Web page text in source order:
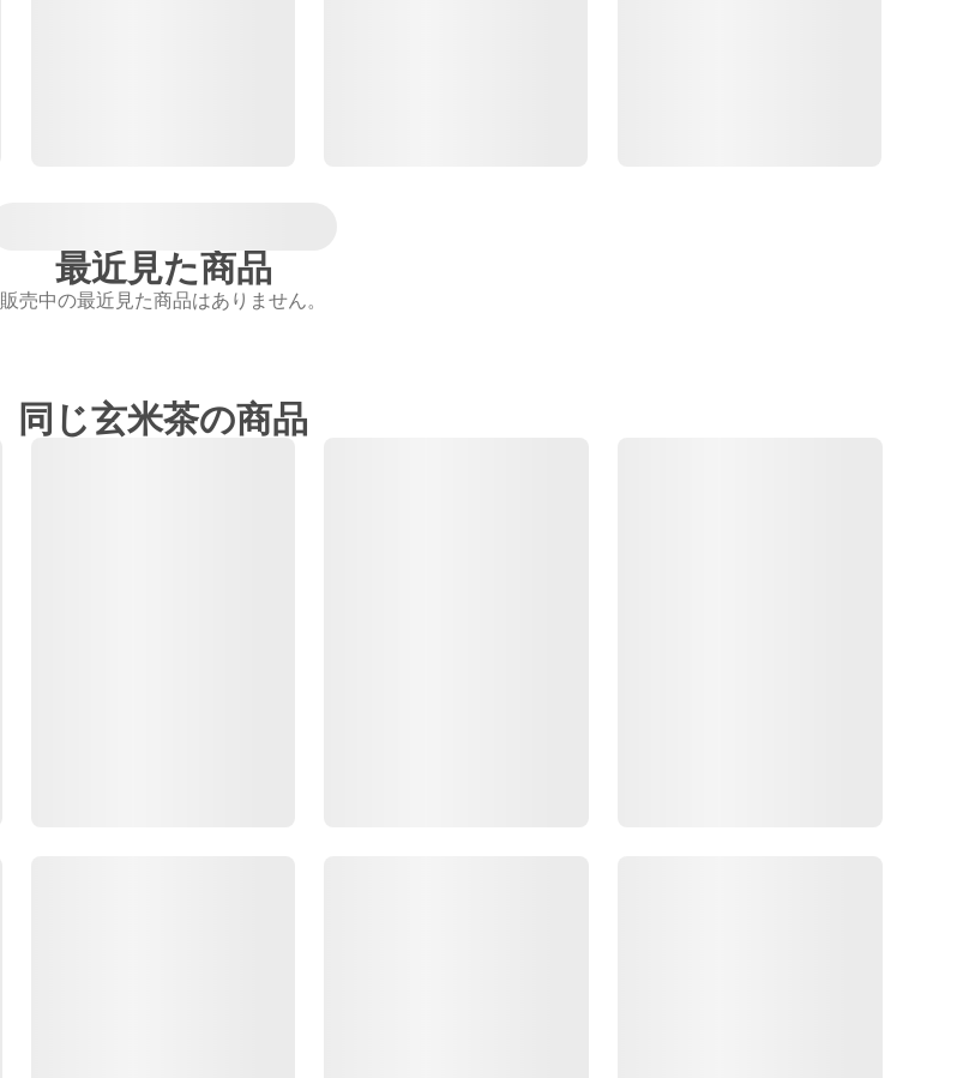
最近見た商品
販売中の最近見た商品はありません。
同じ玄米茶の商品